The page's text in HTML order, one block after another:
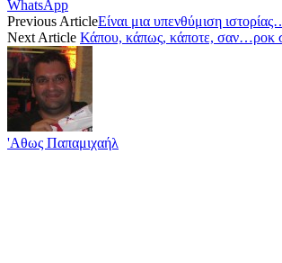
WhatsApp
Previous ArticleΕίναι μια υπενθύμιση
Next Article Κάπου, κάπως, κάποτε, σαν…ροκ
'Αθως Παπαμιχαήλ